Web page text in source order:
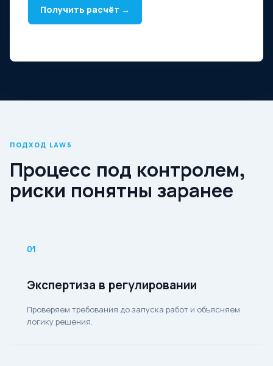
Получить расчёт →
ПОДХОД LAW5
Процесс под контролем,
риски понятны заранее
01
Экспертиза в регулировании
Проверяем требования до запуска работ и объясняем
логику решения.